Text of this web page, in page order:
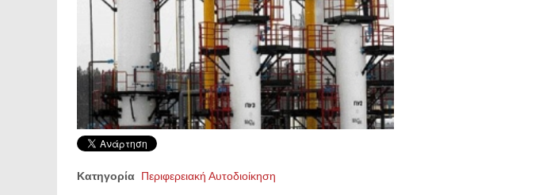
Κατηγορία Περιφερειακή Αυτοδιοίκηση